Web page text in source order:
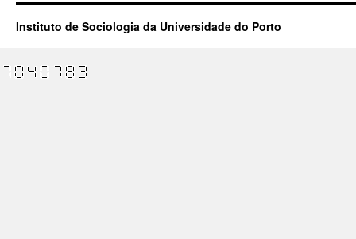
Instituto de Sociologia da Universidade do Porto